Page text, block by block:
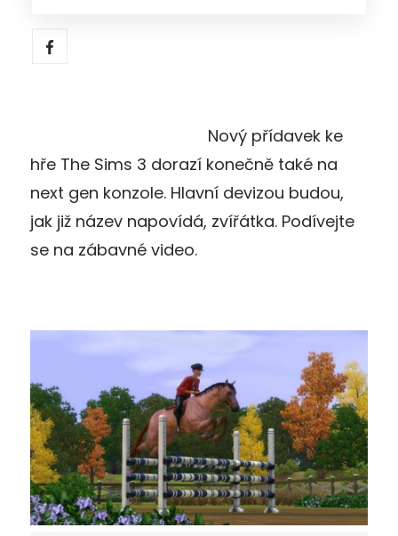
Nový přídavek ke
hře The Sims 3 dorazí konečně také na
next gen konzole. Hlavní devizou budou,
jak již název napovídá, zvířátka. Podívejte
se na zábavné video.